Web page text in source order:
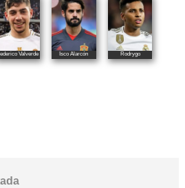
Valverde Isco Alarcón Rodrygo